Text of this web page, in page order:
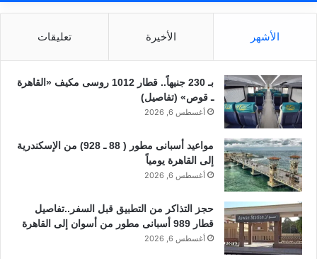
الأشهر الأخيرة تعليقات
بـ 230 جنيهاً.. قطار 1012 روسى مكيف «القاهرة
ـ قوص» (تفاصيل)
أغسطس 6, 2026
مواعيد أسبانى مطور ( 88 ـ 928) من الإسكندرية
إلى القاهرة يومياً
أغسطس 6, 2026
حجز التذاكر من التطبيق قبل السفر..تفاصيل
قطار 989 أسبانى مطور من أسوان إلى القاهرة
أغسطس 6, 2026